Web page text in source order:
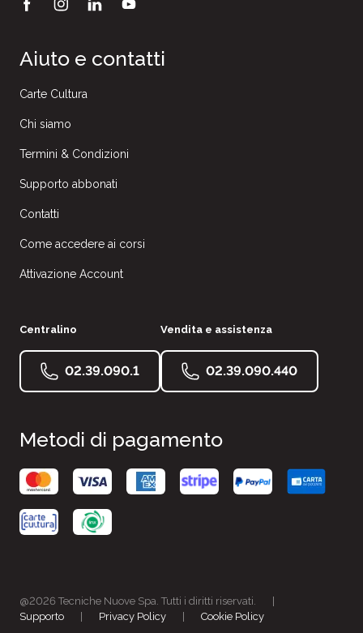
Aiuto e contatti
Carte Cultura
Chi siamo
Termini & Condizioni
Supporto abbonati
Contatti
Come accedere ai corsi
Attivazione Account
Centralino
02.39.090.1
Vendita e assistenza
02.39.090.440
Metodi di pagamento
@2026 Tecniche Nuove Spa. Tutti i diritti riservati.
Supporto
Privacy Policy Cookie Policy